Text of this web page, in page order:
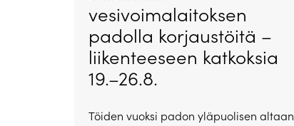
vesivoimalaitoksen
padolla korjaustöitä –
liikenteeseen katkoksia
19.–26.8.
Töiden vuoksi padon yläpuolisen altaan